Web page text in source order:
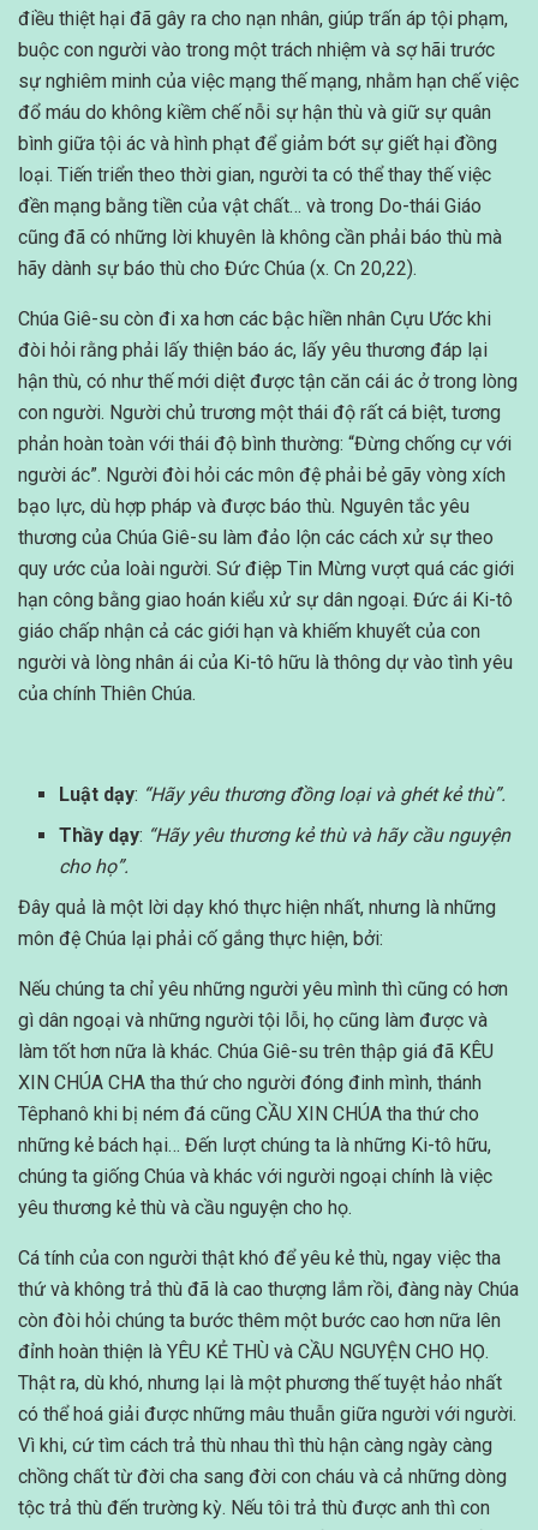
điều thiệt hại đã gây ra cho nạn nhân, giúp trấn áp tội phạm,
buộc con người vào trong một trách nhiệm và sợ hãi trước
sự nghiêm minh của việc mạng thế mạng, nhằm hạn chế việc
đổ máu do không kiềm chế nỗi sự hận thù và giữ sự quân
bình giữa tội ác và hình phạt để giảm bớt sự giết hại đồng
loại. Tiến triển theo thời gian, người ta có thể thay thế việc
đền mạng bằng tiền của vật chất… và trong Do-thái Giáo
cũng đã có những lời khuyên là không cần phải báo thù mà
hãy dành sự báo thù cho Đức Chúa (x. Cn 20,22).
Chúa Giê-su còn đi xa hơn các bậc hiền nhân Cựu Ước khi
đòi hỏi rằng phải lấy thiện báo ác, lấy yêu thương đáp lại
hận thù, có như thế mới diệt được tận căn cái ác ở trong lòng
con người. Người chủ trương một thái độ rất cá biệt, tương
phản hoàn toàn với thái độ bình thường: “Đừng chống cự với
người ác”. Người đòi hỏi các môn đệ phải bẻ gãy vòng xích
bạo lực, dù hợp pháp và được báo thù. Nguyên tắc yêu
thương của Chúa Giê-su làm đảo lộn các cách xử sự theo
quy ước của loài người. Sứ điệp Tin Mừng vượt quá các giới
hạn công bằng giao hoán kiểu xử sự dân ngoại. Đức ái Ki-tô
giáo chấp nhận cả các giới hạn và khiếm khuyết của con
người và lòng nhân ái của Ki-tô hữu là thông dự vào tình yêu
của chính Thiên Chúa.
Luật dạy: “Hãy yêu thương đồng loại và ghét kẻ thù”.
Thầy dạy: “Hãy yêu thương kẻ thù và hãy cầu nguyện
cho họ”.
Đây quả là một lời dạy khó thực hiện nhất, nhưng là những
môn đệ Chúa lại phải cố gắng thực hiện, bởi:
Nếu chúng ta chỉ yêu những người yêu mình thì cũng có hơn
gì dân ngoại và những người tội lỗi, họ cũng làm được và
làm tốt hơn nữa là khác. Chúa Giê-su trên thập giá đã KÊU
XIN CHÚA CHA tha thứ cho người đóng đinh mình, thánh
Têphanô khi bị ném đá cũng CẦU XIN CHÚA tha thứ cho
những kẻ bách hại… Đến lượt chúng ta là những Ki-tô hữu,
chúng ta giống Chúa và khác với người ngoại chính là việc
yêu thương kẻ thù và cầu nguyện cho họ.
Cá tính của con người thật khó để yêu kẻ thù, ngay việc tha
thứ và không trả thù đã là cao thượng lắm rồi, đàng này Chúa
còn đòi hỏi chúng ta bước thêm một bước cao hơn nữa lên
đỉnh hoàn thiện là YÊU KẺ THÙ và CẦU NGUYỆN CHO HỌ.
Thật ra, dù khó, nhưng lại là một phương thế tuyệt hảo nhất
có thể hoá giải được những mâu thuẫn giữa người với người.
Vì khi, cứ tìm cách trả thù nhau thì thù hận càng ngày càng
chồng chất từ đời cha sang đời con cháu và cả những dòng
tộc trả thù đến trường kỳ. Nếu tôi trả thù được anh thì con